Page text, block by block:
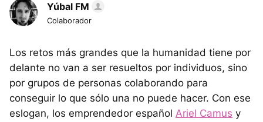
Yúbal FM
Colaborador
Los retos más grandes que la humanidad tiene por
delante no van a ser resueltos por individuos, sino
por grupos de personas colaborando para
conseguir lo que sólo una no puede hacer. Con ese
eslogan, los emprendedor español Ariel Camus y